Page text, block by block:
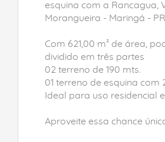
esquina com a Rancagua,
Morangueira - Maringá - PR.
Com 621,00 m² de área,
dividido em três partes
02 terreno de 190 mts.
01 terreno de esquina com
Ideal para uso residencial
Aproveite essa chance